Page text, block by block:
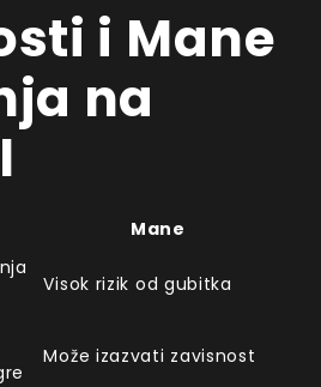
i Mane
na
Mane
Visok rizik od gubitka
Može izazvati zavisnost